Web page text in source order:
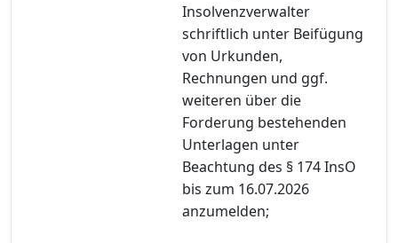
Insolvenzverwalter
schriftlich unter Beifügung
von Urkunden,
Rechnungen und ggf.
weiteren über die
Forderung bestehenden
Unterlagen unter
Beachtung des § 174 InsO
bis zum 16.07.2026
anzumelden;